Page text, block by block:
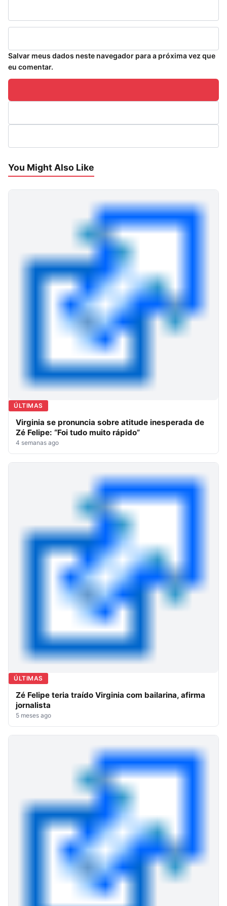
Salvar meus dados neste navegador para a próxima vez que
eu comentar.
You Might Also Like
ÚLTIMAS
Virginia se pronuncia sobre atitude inesperada de
Zé Felipe: “Foi tudo muito rápido”
4 semanas ago
ÚLTIMAS
Zé Felipe teria traído Virginia com bailarina, afirma
jornalista
5 meses ago